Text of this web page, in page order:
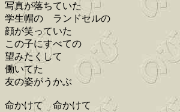
写真が落ちていた
学生帽の ランドセルの
顔が笑っていた
この子にすべての
望みたくして
働いてた
友の姿がうかぶ
命かけて 命かけて